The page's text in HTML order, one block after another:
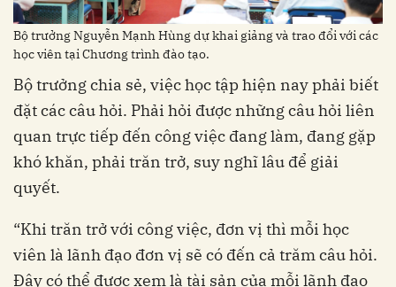
Bộ trưởng Nguyễn Mạnh Hùng dự khai giảng và trao đổi với các
học viên tại Chương trình đào tạo.
Bộ trưởng chia sẻ, việc học tập hiện nay phải biết
đặt các câu hỏi. Phải hỏi được những câu hỏi liên
quan trực tiếp đến công việc đang làm, đang gặp
khó khăn, phải trăn trở, suy nghĩ lâu để giải
quyết.
“Khi trăn trở với công việc, đơn vị thì mỗi học
viên là lãnh đạo đơn vị sẽ có đến cả trăm câu hỏi.
Đây có thể được xem là tài sản của mỗi lãnh đạo